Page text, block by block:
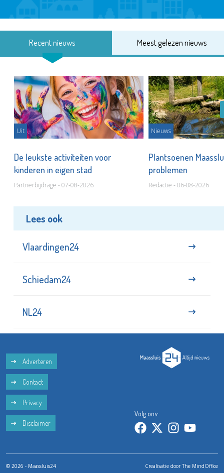
Recent nieuws Meest gelezen nieuws
Uit
De leukste activiteiten voor
kinderen in eigen stad
Partnerbijdrage - 07-08-2026
Nieuws
Plantsoenen
problemen
Redactie - 06-08-2026
Lees ook
Vlaardingen24
Schiedam24
NL24
Adverteren
Contact
Privacy
Disclaimer
Volg ons:
© 2026 - Maassluis24 Crealisatie doorThe MindOffice